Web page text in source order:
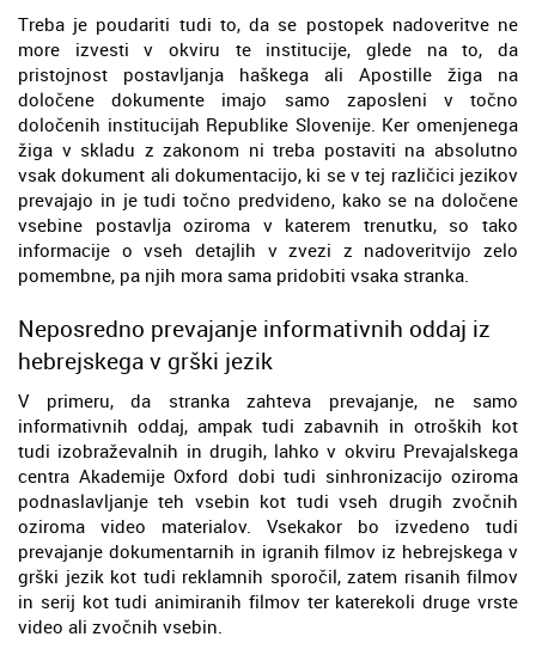
Treba je poudariti tudi to, da se postopek nadoveritve ne
more izvesti v okviru te institucije, glede na to, da
pristojnost postavljanja haškega ali Apostille žiga na
določene dokumente imajo samo zaposleni v točno
določenih institucijah Republike Slovenije. Ker omenjenega
žiga v skladu z zakonom ni treba postaviti na absolutno
vsak dokument ali dokumentacijo, ki se v tej različici jezikov
prevajajo in je tudi točno predvideno, kako se na določene
vsebine postavlja oziroma v katerem trenutku, so tako
informacije o vseh detajlih v zvezi z nadoveritvijo zelo
pomembne, pa njih mora sama pridobiti vsaka stranka.
Neposredno prevajanje informativnih oddaj iz
hebrejskega v grški jezik
V primeru, da stranka zahteva prevajanje, ne samo
informativnih oddaj, ampak tudi zabavnih in otroških kot
tudi izobraževalnih in drugih, lahko v okviru Prevajalskega
centra Akademije Oxford dobi tudi sinhronizacijo oziroma
podnaslavljanje teh vsebin kot tudi vseh drugih zvočnih
oziroma video materialov. Vsekakor bo izvedeno tudi
prevajanje dokumentarnih in igranih filmov iz hebrejskega v
grški jezik kot tudi reklamnih sporočil, zatem risanih filmov
in serij kot tudi animiranih filmov ter katerekoli druge vrste
video ali zvočnih vsebin.